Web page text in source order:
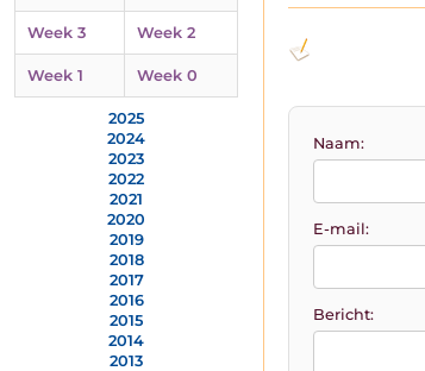
Week 3 Week 2
Week 1 Week 0
2025
2024
2023
2022
2021
2020
2019
2018
2017
2016
2015
2014
2013
Naam:
E-mail:
Bericht: